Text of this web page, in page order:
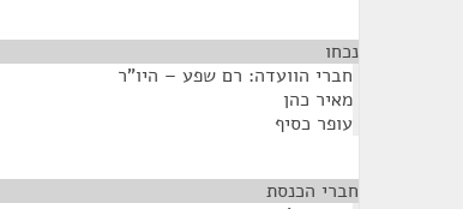
נכחו
חברי הוועדה: רם שפע – היו"ר
מאיר כהן
עופר כסיף
חברי הכנסת